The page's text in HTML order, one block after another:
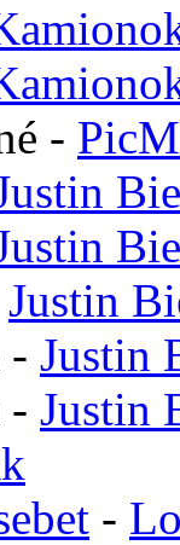
-
Justin
- Justin
- Justin
-